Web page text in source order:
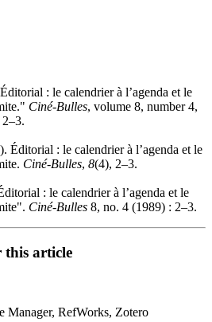
: le calendrier à l’agenda et le
Ciné-Bulles, volume 8, number 4,
Éditorial : le calendrier à l’agenda et le
Ciné-Bulles, 8(4), 2–3.
: le calendrier à l’agenda et le
Ciné-Bulles 8, no. 4 (1989) : 2–3.
this article
Manager, RefWorks, Zotero